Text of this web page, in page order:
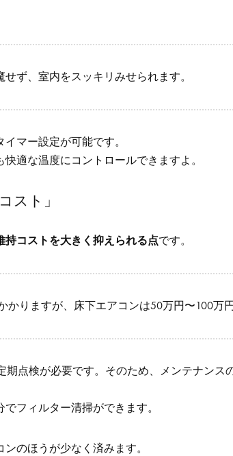
ず、室内をスッキリみせられます。
マー設定が可能です。
適な温度にコントロールできますよ。
スト」
持コストを大きく抑えられる点です。
りますが、床下エアコンは50万円〜100万
点検が必要です。そのため、メンテナンス
フィルター清掃ができます。
のほうが少なく済みます。